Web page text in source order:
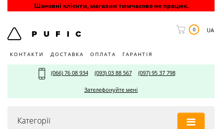
Шановні клієнти, магазин тимчасово не працює.
UA
0
КОНТАКТИ ДОСТАВКА ОПЛАТА ГАРАНТІЯ
(066) 76 08 934 (093) 03 88 567 (097) 95 37 798
Зателефонуйте мені
Категорії